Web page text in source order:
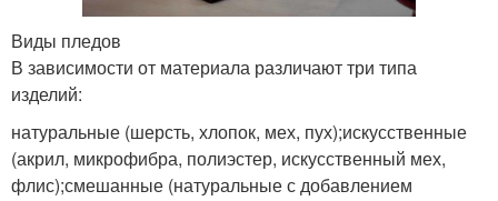
Виды пледов
В зависимости от материала различают три типа
изделий:
натуральные (шерсть, хлопок, мех, пух);искусственные
(акрил, микрофибра, полиэстер, искусственный мех,
флис);смешанные (натуральные с добавлением